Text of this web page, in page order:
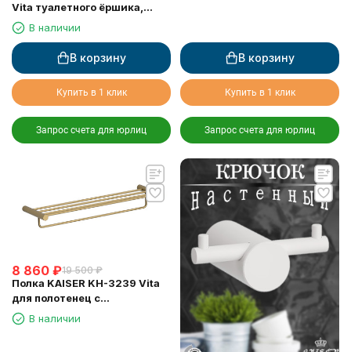
Vita туалетного ёршика,
настенный
В наличии
В корзину
Купить в 1 клик
Запрос счета для юрлиц
В корзину
Купить в 1 клик
Запрос счета для юрлиц
8 860 ₽19 500 ₽
Полка KAISER KH-3239 Vita
для полотенец с
держателем
В наличии